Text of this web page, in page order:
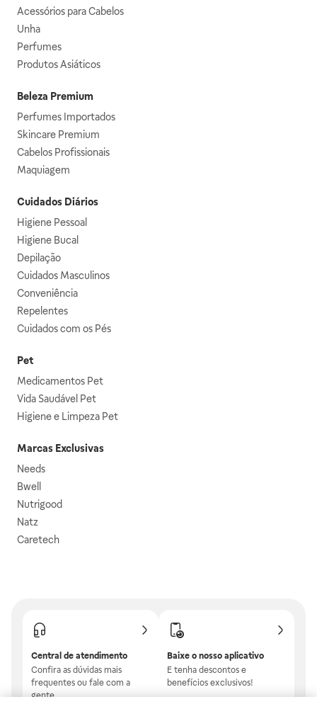
Acessórios para Cabelos
Unha
Perfumes
Produtos Asiáticos
Beleza Premium
Perfumes Importados
Skincare Premium
Cabelos Profissionais
Maquiagem
Cuidados Diários
Higiene Pessoal
Higiene Bucal
Depilação
Cuidados Masculinos
Conveniência
Repelentes
Cuidados com os Pés
Pet
Medicamentos Pet
Vida Saudável Pet
Higiene e Limpeza Pet
Marcas Exclusivas
Needs
Bwell
Nutrigood
Natz
Caretech
Central de atendimento
Confira as dúvidas mais
frequentes ou fale com a
gente.
Baixe o nosso aplicativo
E tenha descontos e
benefícios exclusivos!